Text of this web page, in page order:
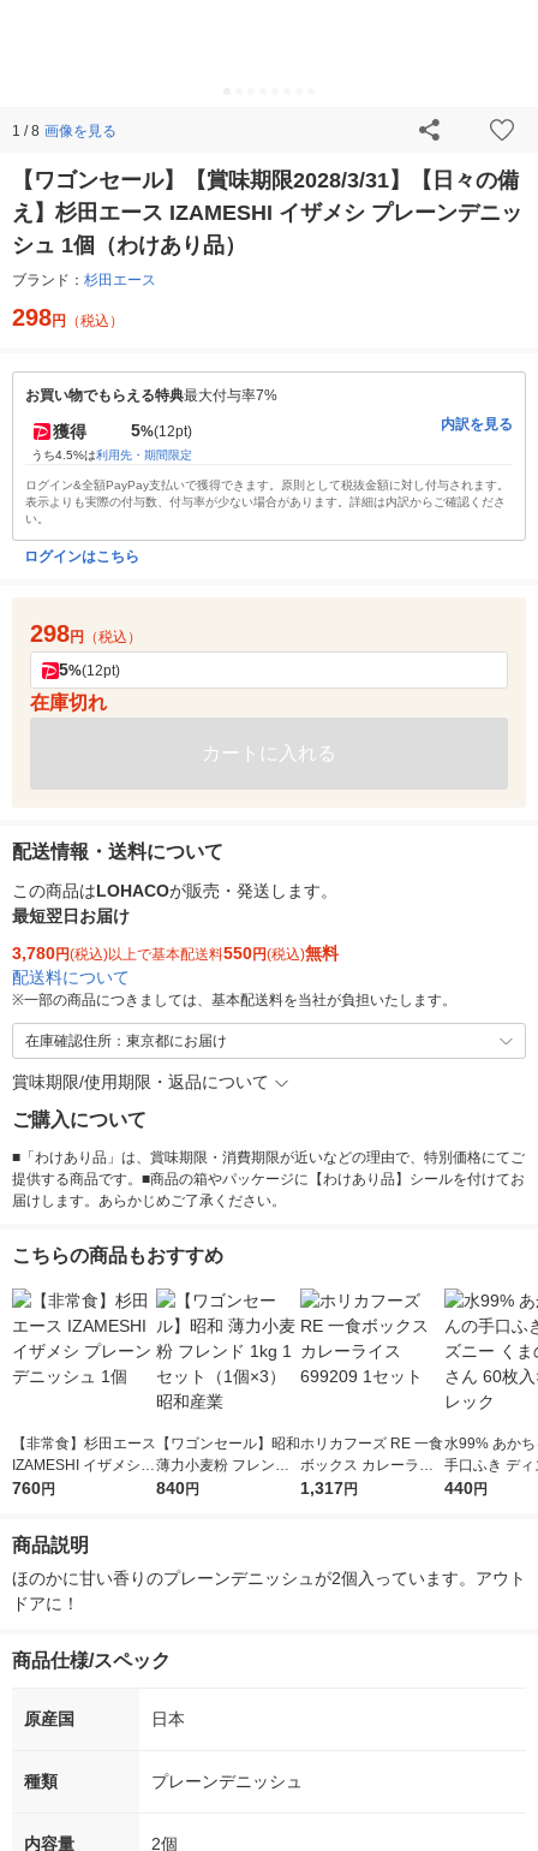
1 / 8 画像を見る
【ワゴンセール】【賞味期限2028/3/31】【日々の備
え】杉田エース IZAMESHI イザメシ プレーンデニッ
シュ 1個（わけあり品）
ブランド： 杉田エース
298円 （税込）
お買い物でもらえる特典最大付与率7%
獲得 5%(12pt)
うち4.5%は利用先・期間限定
内訳を見る
ログイン&全額PayPay支払いで獲得できます。原則として税抜金額に対し付与されます。
表示よりも実際の付与数、付与率が少ない場合があります。詳細は内訳からご確認くださ
い。
ログインはこちら
298円 （税込）
5%(12pt)
在庫切れ
カートに入れる
配送情報・送料について
この商品はLOHACOが販売・発送します。
最短翌日お届け
3,780円(税込)以上で基本配送料550円(税込)無料
配送料について
※一部の商品につきましては、基本配送料を当社が負担いたします。
在庫確認住所：東京都にお届け
賞味期限/使用期限・返品について
ご購入について
■「わけあり品」は、賞味期限・消費期限が近いなどの理由で、特別価格にてご
提供する商品です。■商品の箱やパッケージに【わけあり品】シールを付けてお
届けします。あらかじめご了承ください。
こちらの商品もおすすめ
【非常食】杉田エース
IZAMESHI イザメシ
プレーンデニッシュ 1
760円
【ワゴンセール】昭和
薄力小麦粉 フレンド
1kg 1セット（1個×
840円
ホリカフーズ RE 一食
ボックス カレーライ
ス 699209 1セット
1,317円
水99% あか
手口ふき ディ
くまのプーさ
440円
商品説明
ほのかに甘い香りのプレーンデニッシュが2個入っています。アウト
ドアに！
商品仕様/スペック
原産国 日本
種類 プレーンデニッシュ
内容量 2個